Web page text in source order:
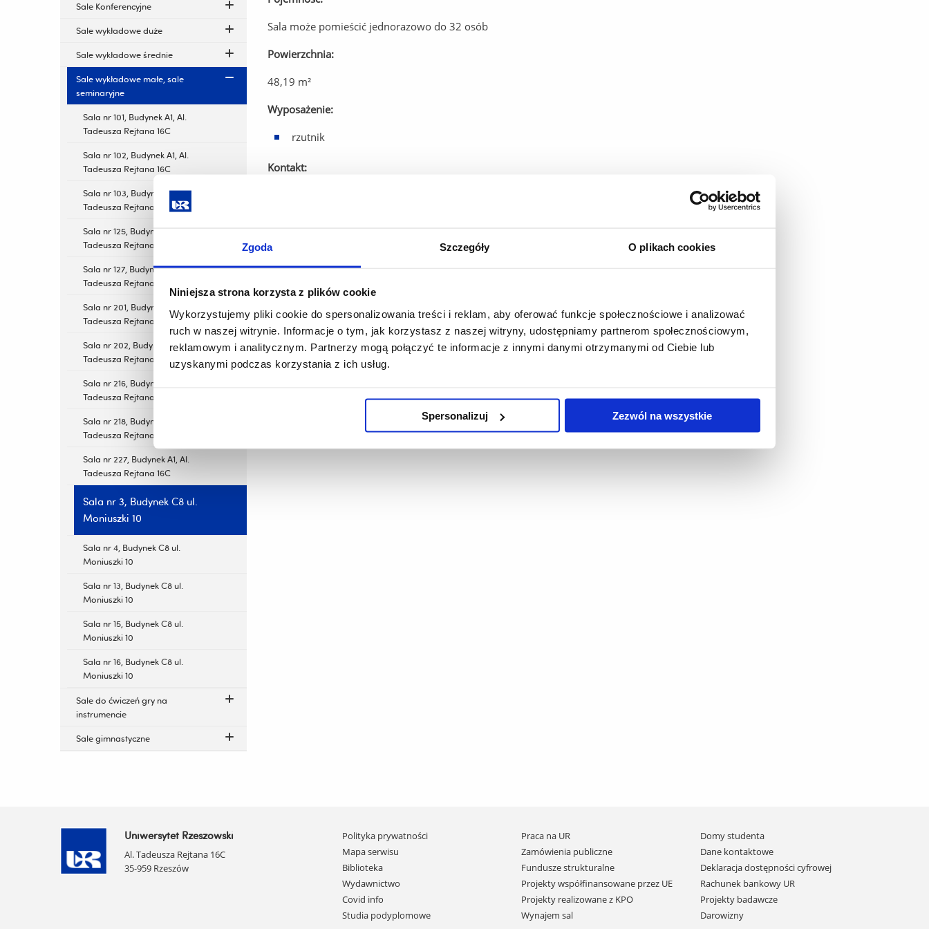
Zgoda Szczegóły O plikach cookies
Niniejsza strona korzysta z plików cookie
Wykorzystujemy pliki cookie do spersonalizowania treści i reklam, aby oferować funkcje społecznościowe i analizować
ruch w naszej witrynie. Informacje o tym, jak korzystasz z naszej witryny, udostępniamy partnerom społecznościowym,
reklamowym i analitycznym. Partnerzy mogą połączyć te informacje z innymi danymi otrzymanymi od Ciebie lub
uzyskanymi podczas korzystania z ich usług.
Spersonalizuj Zezwól na wszystkie
Sale Konferencyjne
Sale wykładowe duże
Sale wykładowe średnie
Sale wykładowe małe, sale
seminaryjne
Sala nr 101, Budynek A1, Al.
Tadeusza Rejtana 16C
Sala nr 102, Budynek A1, Al.
Tadeusza Rejtana 16C
Sala nr 103, Budynek A1, Al.
Tadeusza Rejtana 16C
Sala nr 125, Budynek A1, Al.
Tadeusza Rejtana 16C
Sala nr 127, Budynek A1, Al.
Tadeusza Rejtana 16C
Sala nr 201, Budynek A1, Al.
Tadeusza Rejtana 16C
Sala nr 202, Budynek A1, Al.
Tadeusza Rejtana 16C
Sala nr 216, Budynek A1, Al.
Tadeusza Rejtana 16C
Sala nr 218, Budynek A1, Al.
Tadeusza Rejtana 16C
Sala nr 227, Budynek A1, Al.
Tadeusza Rejtana 16C
Sala nr 3, Budynek C8 ul.
Moniuszki 10
Sala nr 4, Budynek C8 ul.
Moniuszki 10
Sala nr 13, Budynek C8 ul.
Moniuszki 10
Sala nr 15, Budynek C8 ul.
Moniuszki 10
Sala nr 16, Budynek C8 ul.
Moniuszki 10
Sale do ćwiczeń gry na
instrumencie
Sale gimnastyczne
Sala może pomieścić jednorazowo do 32 osób
Powierzchnia:
48,19 m²
Wyposażenie:
rzutnik
Kontakt:
Uniwersytet Rzeszowski
Al. Tadeusza Rejtana 16C
35-959 Rzeszów
Pomiń
nawigację
i
przejdź
do
treści
Polityka prywatności
Mapa serwisu
Biblioteka
Wydawnictwo
Covid info
Studia podyplomowe
Praca na UR
Zamówienia publiczne
Fundusze strukturalne
Projekty współfinansowane przez UE
Projekty realizowane z KPO
Wynajem sal
Domy studenta
Dane kontaktowe
Deklaracja dostępności cyfrowej
Rachunek bankowy UR
Projekty badawcze
Darowizny